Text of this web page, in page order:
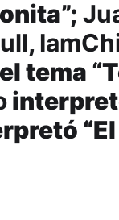
,
tema